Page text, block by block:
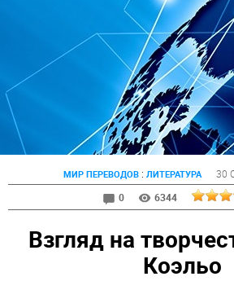
МИР ПЕРЕВОДОВ : ЛИТЕРАТУРА 30
0
6344
Взгляд на
Коэльо